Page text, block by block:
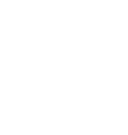
på
i ett tal.
och